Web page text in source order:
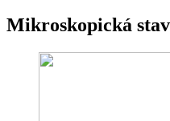
Mikroskopická